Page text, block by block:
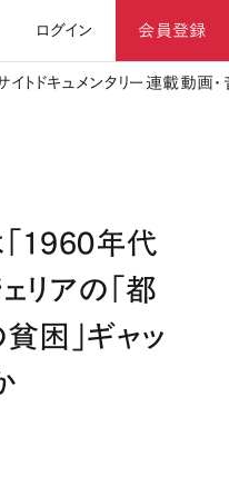
ログイン 会員登録
イト ドキュメンタリー 連載動画
1960年代
リアの「都
困」ギャッ